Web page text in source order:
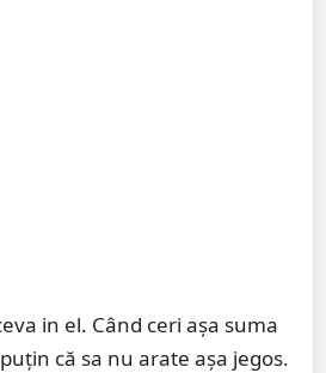
in el. Când ceri așa suma
că sa nu arate așa jegos.